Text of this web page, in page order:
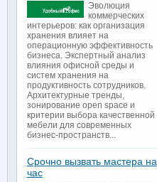
Эволюция
коммерческих
интерьеров: как организация
хранения влияет на
операционную эффективность
бизнеса. Экспертный анализ
влияния офисной среды и
систем хранения на
продуктивность сотрудников.
Архитектурные тренды,
зонирование open space и
критерии выбора качественной
мебели для современных
бизнес-пространств...
Срочно вызвать мастера на
час